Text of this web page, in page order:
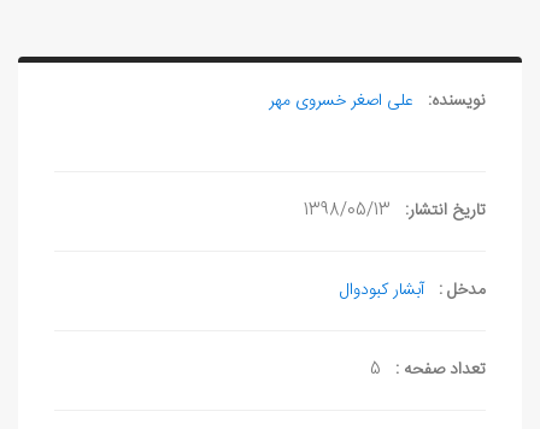
نویسنده: علی‏ اصغر خسروی مهر
تاریخ انتشار: 1398/05/13
مدخل : آبشار کبودوال
تعداد صفحه : 5